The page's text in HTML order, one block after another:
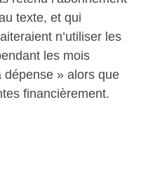
texte, et qui
n’utiliser les
les mois
dépense » alors que
financièrement.